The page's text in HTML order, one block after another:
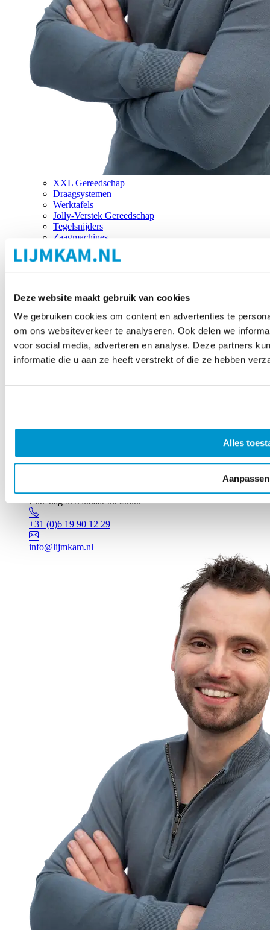
Deze website maakt gebruik van cookies
We gebruiken cookies om content en advertenties te
om ons websiteverkeer te analyseren. Ook delen we
voor social media, adverteren en analyse. Deze partners
informatie die u aan ze heeft verstrekt of die ze hebben
Alles
Aanpassen
XXL Gereedschap
Draagsystemen
Werktafels
Jolly-Verstek Gereedschap
Tegelsnijders
Zaagmachines
Merken
Elke dag bereikbaar tot 20:00
+31 (0)6 19 90 12 29
info@lijmkam.nl